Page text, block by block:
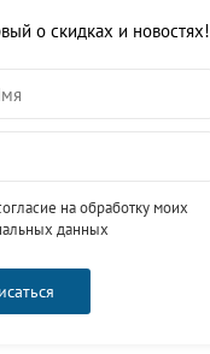
о скидках и новостях!
на обработку моих
данных